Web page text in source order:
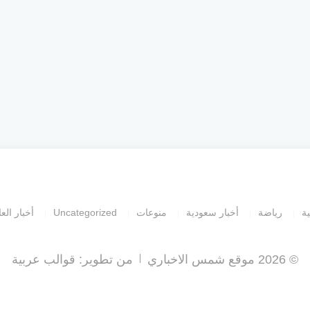
رياضة أخبار سعودية منوعات Uncategorized أخبار
© 2026 موقع شمس الاخباري من تطوير: قوالب عربية